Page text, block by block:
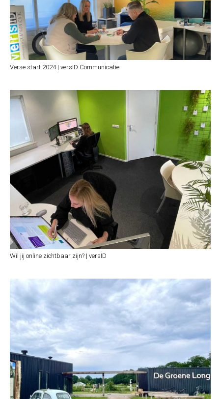
Verse start 2024 | versID Communicatie
Wil jij online zichtbaar zijn? | versID